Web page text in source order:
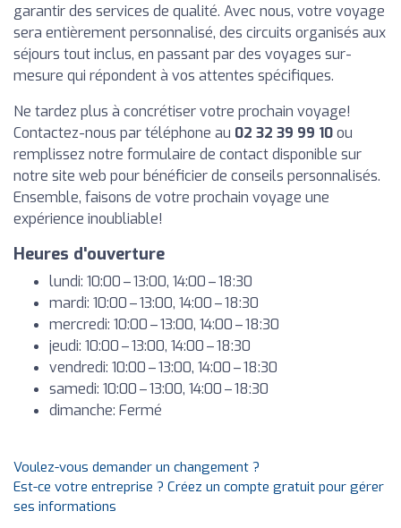
garantir des services de qualité. Avec nous, votre voyage
sera entièrement personnalisé, des circuits organisés aux
séjours tout inclus, en passant par des voyages sur-
mesure qui répondent à vos attentes spécifiques.
Ne tardez plus à concrétiser votre prochain voyage!
Contactez-nous par téléphone au 02 32 39 99 10ou
remplissez notre formulaire de contact disponible sur
notre site web pour bénéficier de conseils personnalisés.
Ensemble, faisons de votre prochain voyage une
expérience inoubliable!
Heures d'ouverture
lundi: 10:00 – 13:00, 14:00 – 18:30
mardi: 10:00 – 13:00, 14:00 – 18:30
mercredi: 10:00 – 13:00, 14:00 – 18:30
jeudi: 10:00 – 13:00, 14:00 – 18:30
vendredi: 10:00 – 13:00, 14:00 – 18:30
samedi: 10:00 – 13:00, 14:00 – 18:30
dimanche: Fermé
Voulez-vous demander un changement ?
Est-ce votre entreprise ? Créez un compte gratuit pour gérer
ses informations